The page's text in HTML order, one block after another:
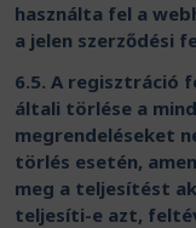
használta fel a
a jelen szerződési
6.5. A regisztráció
általi törlése a
megrendeléseket
törlés esetén,
meg a teljesítést
teljesíti-e azt,